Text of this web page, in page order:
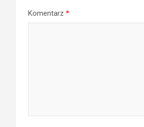
Komentarz *